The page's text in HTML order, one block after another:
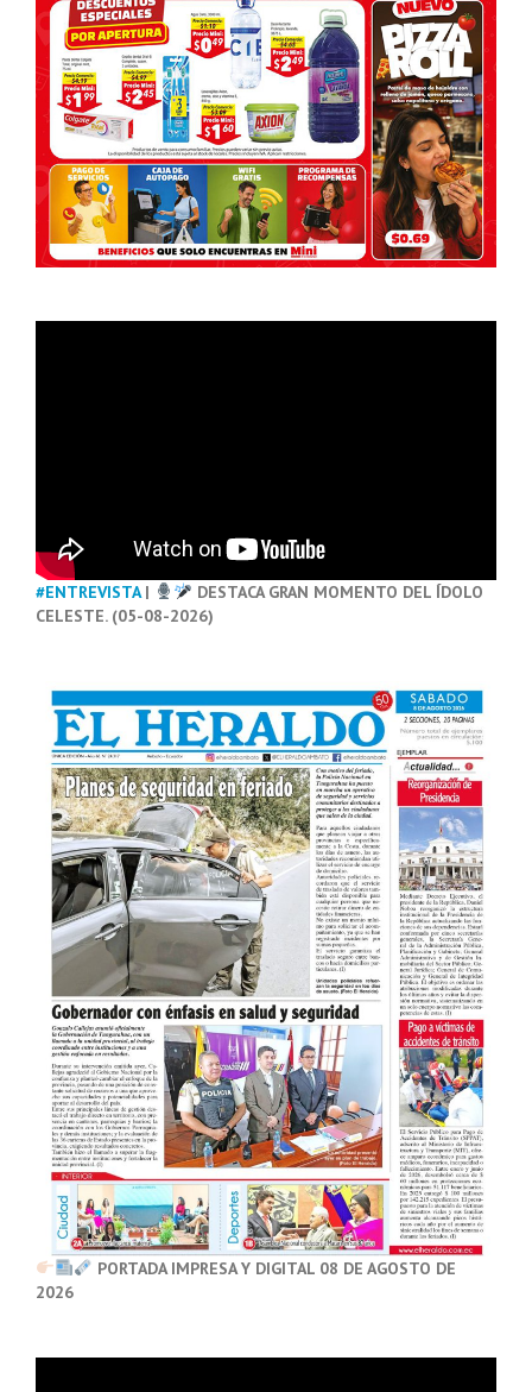
#ENTREVISTA|
DESTACA GRAN MOMENTO DEL ÍDOLO
CELESTE. (05-08-2026)
PORTADA IMPRESA Y DIGITAL 08 DE AGOSTO DE
2026